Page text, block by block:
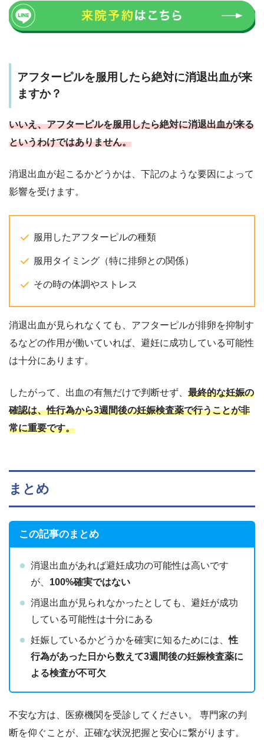
多い。
生理
に起こる。
を示す最も確実なサ
不正出血
生理期間以外の出血
原因は様々（ホルモ
ンバランス、病気な
スによる。
妊娠の可能性とは直
性行為（受精）から
約10日後～2週間程
多い。期間は1～3日
程度。
妊娠初期のサインの
一つ。
妊娠している可能性
アフターピルを服用したら絶対に消退出血が来
ますか？
いいえ、アフターピルを服用したら絶対に消退出血が来る
というわけではありません。
消退出血が起こるかどうかは、下記のような要因によって
影響を受けます。
服用したアフターピルの種類
服用タイミング（特に排卵との関係）
その時の体調やストレス
消退出血が見られなくても、アフターピルが排卵を抑制す
るなどの作用が働いていれば、避妊に成功している可能性
は十分にあります。
したがって、出血の有無だけで判断せず、 最終的な妊娠の
確認は、性行為から3週間後の妊娠検査薬で行うことが非
常に重要です。
まとめ
この記事のまとめ
消退出血があれば避妊成功の可能性は高いです
が、 100%確実ではない
消退出血が見られなかったとしても、避妊が成功
している可能性は十分にある
妊娠しているかどうかを確実に知るためには、性
行為があった日から数えて3週間後の妊娠検査薬に
よる検査が不可欠
不安な方は、医療機関を受診してください。 専門家の判
断を仰ぐことが、正確な状況把握と安心に繋がります。